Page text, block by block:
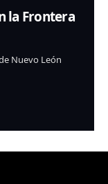
la Frontera
Nuevo León